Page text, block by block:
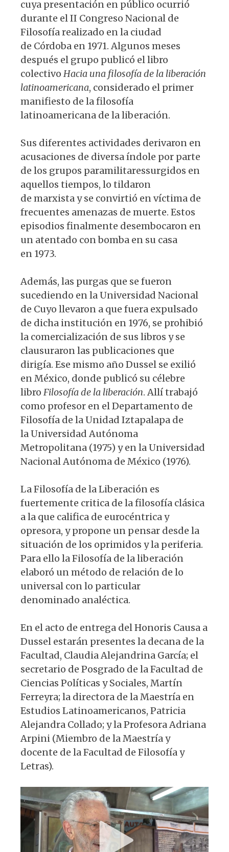
cuya presentación en público ocurrió
durante el II Congreso Nacional de
Filosofía realizado en la ciudad
de Córdoba en 1971. Algunos meses
después el grupo publicó el libro
colectivo Hacia una filosofía de la liberación
latinoamericana, considerado el primer
manifiesto de la filosofía
latinoamericana de la liberación.
Sus diferentes actividades derivaron en
acusaciones de diversa índole por parte
de los grupos paramilitaressurgidos en
aquellos tiempos, lo tildaron
de marxista y se convirtió en víctima de
frecuentes amenazas de muerte. Estos
episodios finalmente desembocaron en
un atentado con bomba en su casa
en 1973.
Además, las purgas que se fueron
sucediendo en la Universidad Nacional
de Cuyo llevaron a que fuera expulsado
de dicha institución en 1976, se prohibió
la comercialización de sus libros y se
clausuraron las publicaciones que
dirigía. Ese mismo año Dussel se exilió
en México, donde publicó su célebre
libro Filosofía de la liberación. Allí trabajó
como profesor en el Departamento de
Filosofía de la Unidad Iztapalapa de
la Universidad Autónoma
Metropolitana (1975) y en la Universidad
Nacional Autónoma de México (1976).
La Filosofía de la Liberación es
fuertemente critica de la filosofía clásica
a la que califica de eurocéntrica y
opresora, y propone un pensar desde la
situación de los oprimidos y la periferia.
Para ello la Filosofía de la liberación
elaboró un método de relación de lo
universal con lo particular
denominado analéctica.
En el acto de entrega del Honoris Causa a
Dussel estarán presentes la decana de la
Facultad, Claudia Alejandrina García; el
secretario de Posgrado de la Facultad de
Ciencias Políticas y Sociales, Martín
Ferreyra; la directora de la Maestría en
Estudios Latinoamericanos, Patricia
Alejandra Collado; y la Profesora Adriana
Arpini (Miembro de la Maestría y
docente de la Facultad de Filosofía y
Letras).